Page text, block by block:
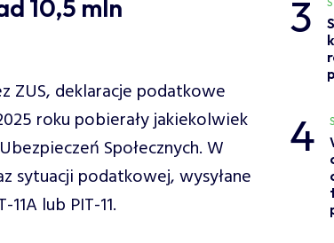
10,5 mln
ZUS, deklaracje podatkowe
roku pobierały jakiekolwiek
Społecznych. W
sytuacji podatkowej, wysyłane
lub PIT-11.
3
4